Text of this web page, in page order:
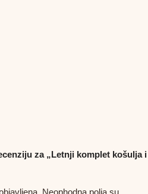
za „Letnji komplet košulja i